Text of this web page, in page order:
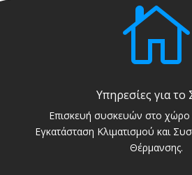

Υπηρεσίες για το
Επισκευή συσκευών στο χώρο
Εγκατάσταση Κλιματισμού και
Θέρμανσης.